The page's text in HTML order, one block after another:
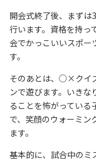
開会式終了後、まずは
行います。資格を持っ
会でかっこいいスポー
す。
そのあとは、○×クイ
ンで遊びます。いきな
ることを怖がっている
で、笑顔のウォーミン
ます。
基本的に、試合中のミ